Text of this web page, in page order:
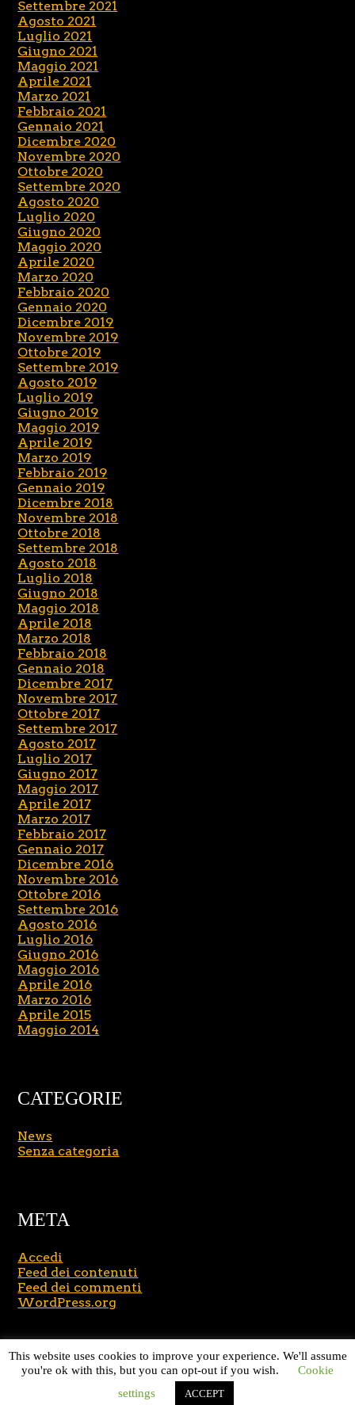
Settembre 2021
Agosto 2021
Luglio 2021
Giugno 2021
Maggio 2021
Aprile 2021
Marzo 2021
Febbraio 2021
Gennaio 2021
Dicembre 2020
Novembre 2020
Ottobre 2020
Settembre 2020
Agosto 2020
Luglio 2020
Giugno 2020
Maggio 2020
Aprile 2020
Marzo 2020
Febbraio 2020
Gennaio 2020
Dicembre 2019
Novembre 2019
Ottobre 2019
Settembre 2019
Agosto 2019
Luglio 2019
Giugno 2019
Maggio 2019
Aprile 2019
Marzo 2019
Febbraio 2019
Gennaio 2019
Dicembre 2018
Novembre 2018
Ottobre 2018
Settembre 2018
Agosto 2018
Luglio 2018
Giugno 2018
Maggio 2018
Aprile 2018
Marzo 2018
Febbraio 2018
Gennaio 2018
Dicembre 2017
Novembre 2017
Ottobre 2017
Settembre 2017
Agosto 2017
Luglio 2017
Giugno 2017
Maggio 2017
Aprile 2017
Marzo 2017
Febbraio 2017
Gennaio 2017
Dicembre 2016
Novembre 2016
Ottobre 2016
Settembre 2016
Agosto 2016
Luglio 2016
Giugno 2016
Maggio 2016
Aprile 2016
Marzo 2016
Aprile 2015
Maggio 2014
CATEGORIE
News
Senza categoria
META
Accedi
Feed dei contenuti
Feed dei commenti
WordPress.org
Copyright © 2026 Massimo Brusasco
. All Rights
Reserved.Journal Lite by Slocum Studio
This website uses cookies to improve your experience. We'll assume
you're ok with this, but you can opt-out if you wish.
Cookie
settings
ACCEPT